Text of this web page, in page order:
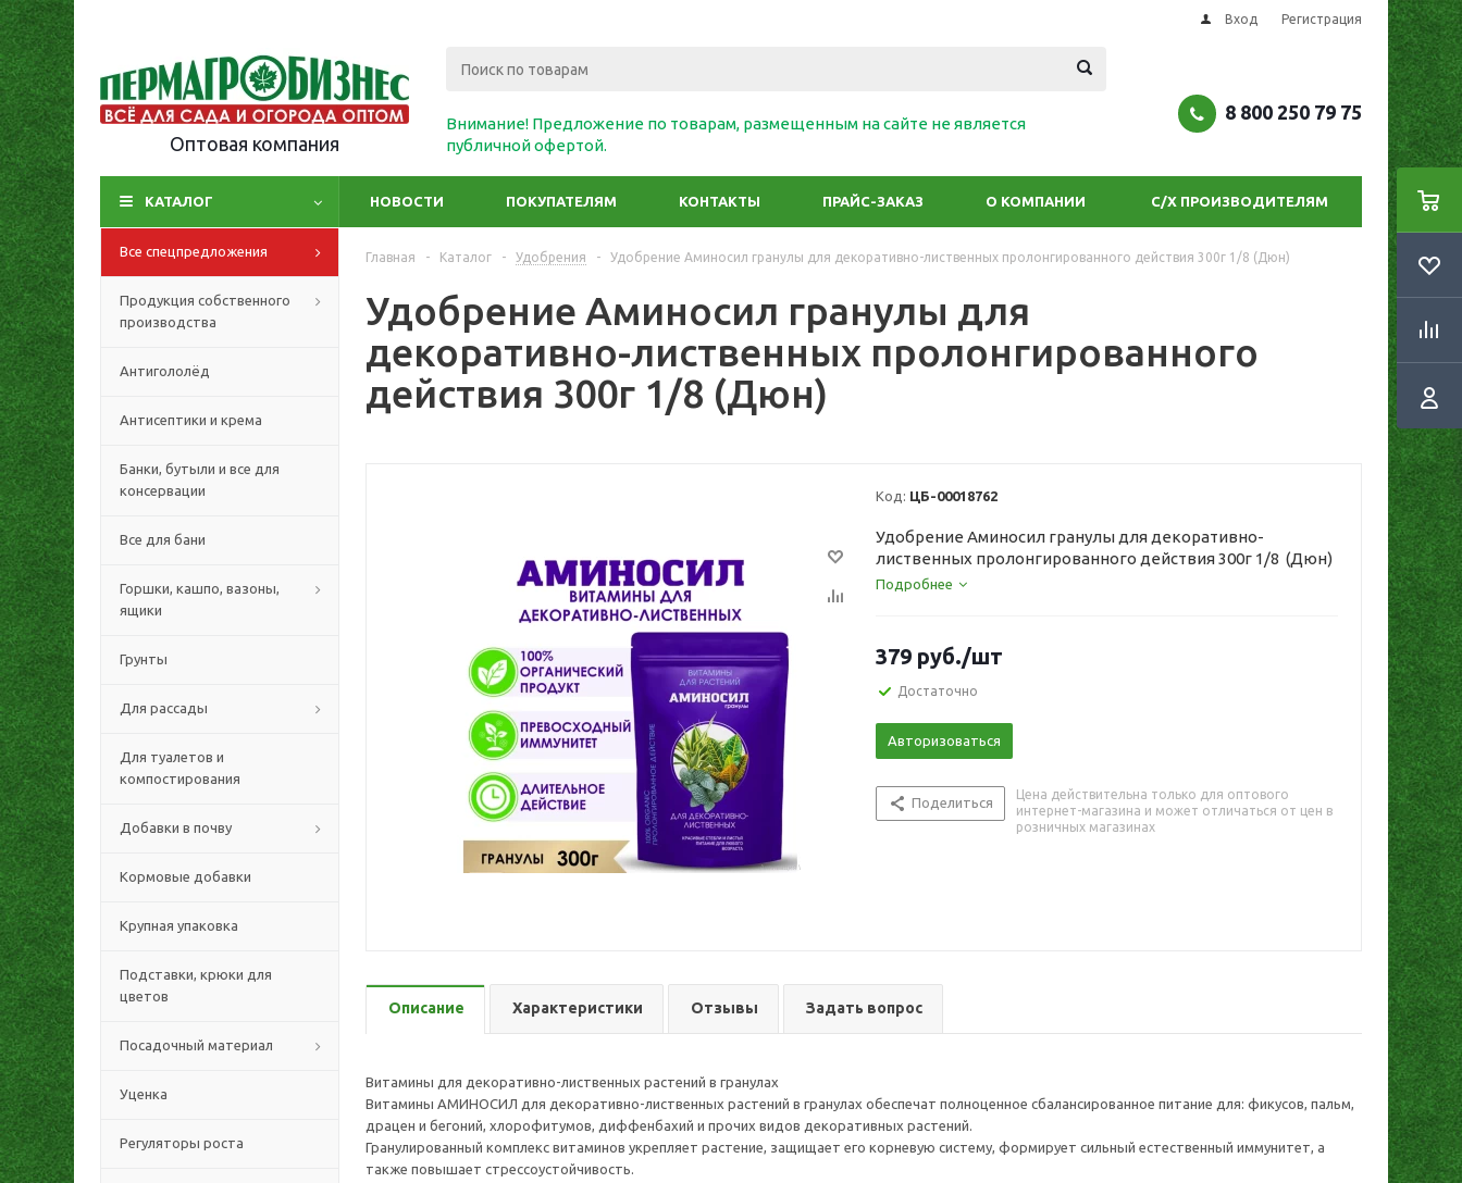
Вход Регистрация
Оптовая компания
Внимание! Предложение по товарам, размещенным на сайте не является
публичной офертой.
8 800 250 79 75
КАТАЛОГ НОВОСТИ ПОКУПАТЕЛЯМ КОНТАКТЫ ПРАЙС-ЗАКАЗ О КОМПАНИИ С/Х ПРОИЗВОДИТЕЛЯМ
Все спецпредложения
Продукция собственного
производства
Антигололёд
Антисептики и крема
Банки, бутыли и все для
консервации
Все для бани
Горшки, кашпо, вазоны,
ящики
Грунты
Для рассады
Для туалетов и
компостирования
Добавки в почву
Кормовые добавки
Крупная упаковка
Подставки, крюки для
цветов
Посадочный материал
Уценка
Регуляторы роста
Главная - Каталог - Удобрения - Удобрение Аминосил гранулы для декоративно-лиственных пролонгированного действия 300г 1/8 (Дюн)
Удобрение Аминосил гранулы для
декоративно-лиственных пролонгированного
действия 300г 1/8 (Дюн)
Код: ЦБ-00018762
Удобрение Аминосил гранулы для декоративно-
лиственных пролонгированного действия 300г 1/8 (Дюн)
Подробнее
379 руб./шт
Достаточно
Авторизоваться
Поделиться
Цена действительна только для оптового
интернет-магазина и может отличаться от цен в
розничных магазинах
Описание Характеристики Отзывы Задать вопрос
Витамины для декоративно-лиственных растений в гранулах
Витамины АМИНОСИЛ для декоративно-лиственных растений в гранулах обеспечат полноценное сбалансированное питание для: фикусов, пальм,
драцен и бегоний, хлорофитумов, диффенбахий и прочих видов декоративных растений.
Гранулированный комплекс витаминов укрепляет растение, защищает его корневую систему, формирует сильный естественный иммунитет, а
также повышает стрессоустойчивость.